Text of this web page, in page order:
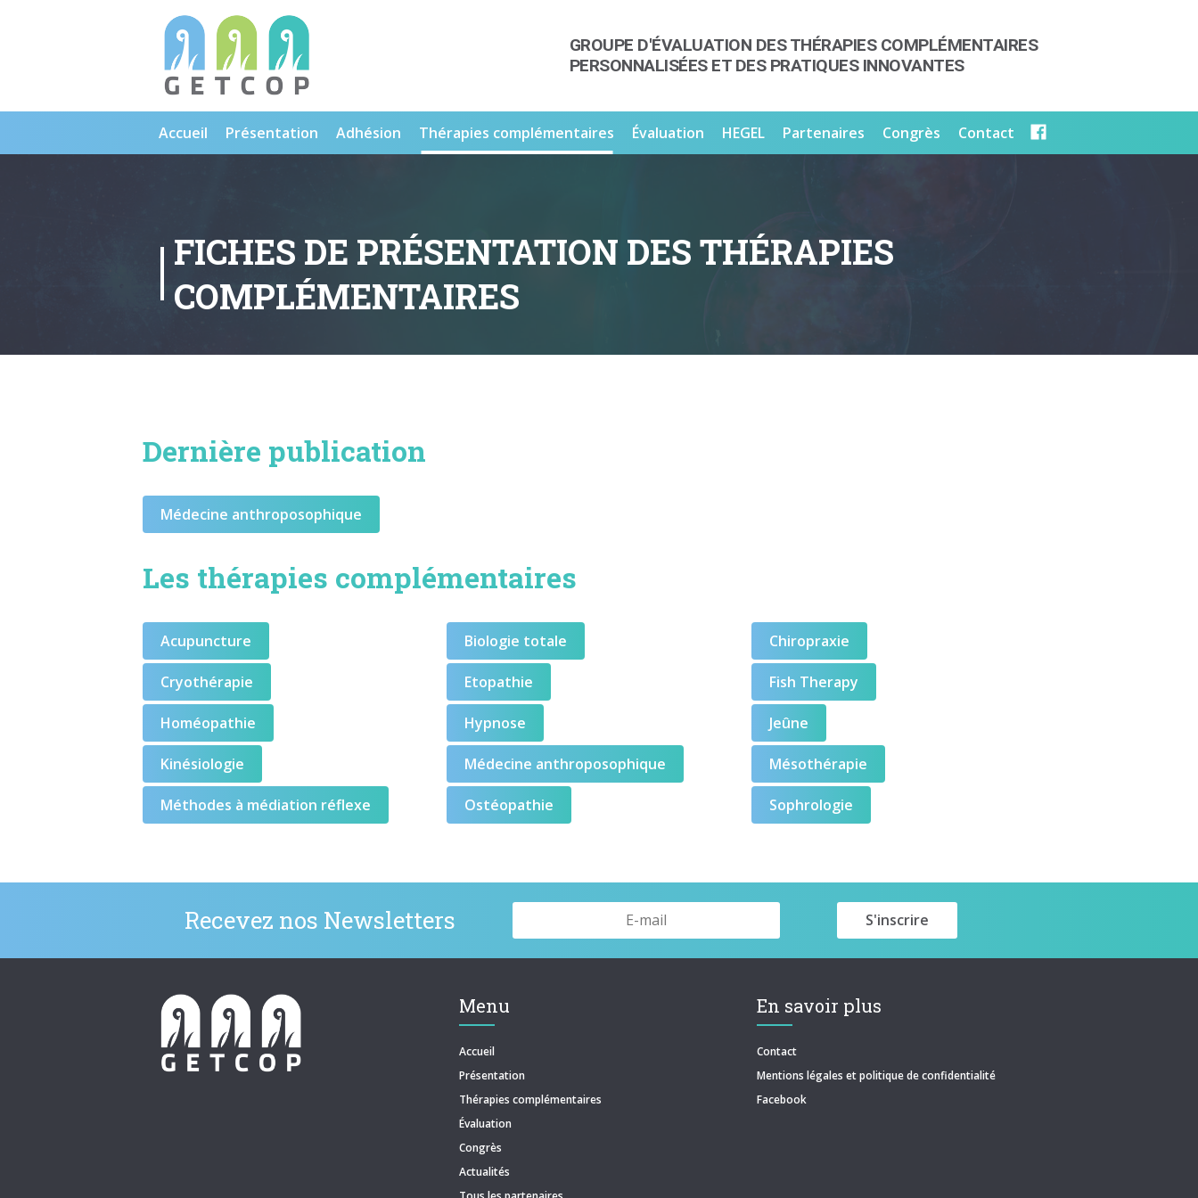
GROUPE D'ÉVALUATION DES THÉRAPIES COMPLÉMENTAIRES
PERSONNALISÉES ET DES PRATIQUES INNOVANTES
Accueil Présentation Adhésion Thérapies complémentaires Évaluation HEGEL Partenaires Congrès Contact
FICHES DE PRÉSENTATION DES THÉRAPIES
COMPLÉMENTAIRES
Dernière publication
Médecine anthroposophique
Les thérapies complémentaires
Acupuncture Biologie totale Chiropraxie
Cryothérapie Etopathie Fish Therapy
Homéopathie Hypnose Jeûne
Kinésiologie Médecine anthroposophique Mésothérapie
Méthodes à médiation réflexe Ostéopathie Sophrologie
Recevez nos Newsletters
Menu
Accueil
Présentation
Thérapies complémentaires
Évaluation
Congrès
Actualités
En savoir plus
Contact
Mentions légales et politique de confidentialité
Facebook